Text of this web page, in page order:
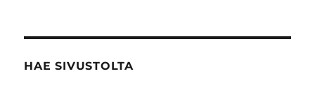
HAE SIVUSTOLTA